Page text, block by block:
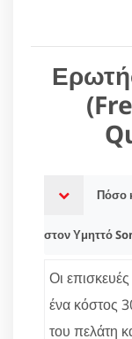
Πόσο
στον Υμηττό
Οι
ένα κόστος
του πελάτη